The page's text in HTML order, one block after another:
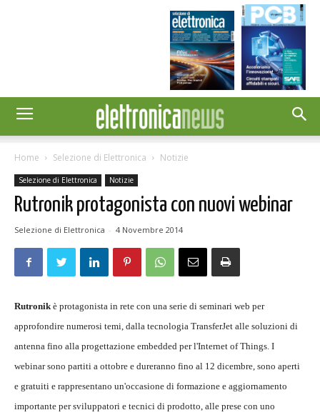
Home Selezione di Elettronica Notizie
Selezione di Elettronica Notizie
Rutronik protagonista con nuovi webinar
Selezione di Elettronica - 4 Novembre 2014
Rutronik è protagonista in rete con una serie di seminari web per
approfondire numerosi temi, dalla tecnologia TransferJet alle soluzioni di
antenna fino alla progettazione embedded per l'Internet of Things. I
webinar sono partiti a ottobre e dureranno fino al 12 dicembre, sono aperti
e gratuiti e rappresentano un'occasione di formazione e aggiornamento
importante per sviluppatori e tecnici di prodotto, alle prese con uno